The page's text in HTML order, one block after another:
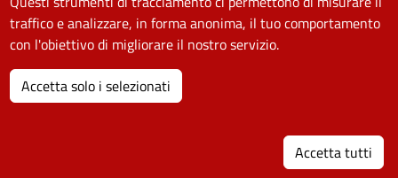
traffico e analizzare, in forma anonima, il tuo comportamento
con l'obiettivo di migliorare il nostro servizio.
Accetta solo i selezionati
Accetta tutti
Useful links section
La Privacy nel Comune
PRIVACY